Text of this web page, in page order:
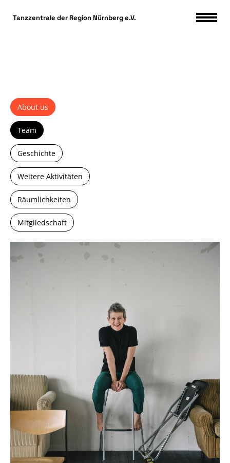
Tanzzentrale der Region Nürnberg e.V.
About us
Team
Geschichte
Weitere Aktivitäten
Räumlichkeiten
Mitgliedschaft